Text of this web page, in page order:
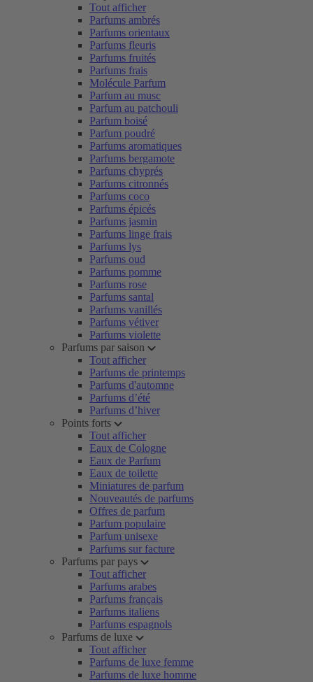
Tout afficher
Parfums ambrés
Parfums orientaux
Parfums fleuris
Parfums fruités
Parfums frais
Molécule Parfum
Parfum au musc
Parfum au patchouli
Parfum boisé
Parfum poudré
Parfums aromatiques
Parfums bergamote
Parfums chyprés
Parfums citronnés
Parfums coco
Parfums épicés
Parfums jasmin
Parfums linge frais
Parfums lys
Parfums oud
Parfums pomme
Parfums rose
Parfums santal
Parfums vanillés
Parfums vétiver
Parfums violette
Parfums par saison
Tout afficher
Parfums de printemps
Parfums d'automne
Parfums d’été
Parfums d’hiver
Points forts
Tout afficher
Eaux de Cologne
Eaux de Parfum
Eaux de toilette
Miniatures de parfum
Nouveautés de parfums
Offres de parfum
Parfum populaire
Parfum unisexe
Parfums sur facture
Parfums par pays
Tout afficher
Parfums arabes
Parfums français
Parfums italiens
Parfums espagnols
Parfums de luxe
Tout afficher
Parfums de luxe femme
Parfums de luxe homme